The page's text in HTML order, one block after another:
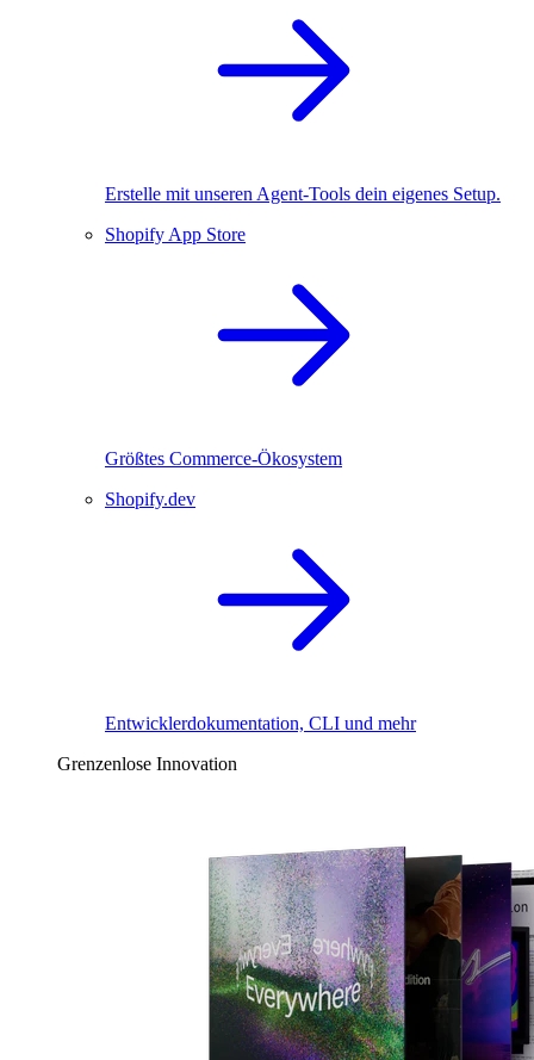
Erstelle mit unseren Agent-Tools dein eigenes Setup.
Shopify App Store
Größtes Commerce-Ökosystem
Shopify.dev
Entwicklerdokumentation, CLI und mehr
Grenzenlose Innovation